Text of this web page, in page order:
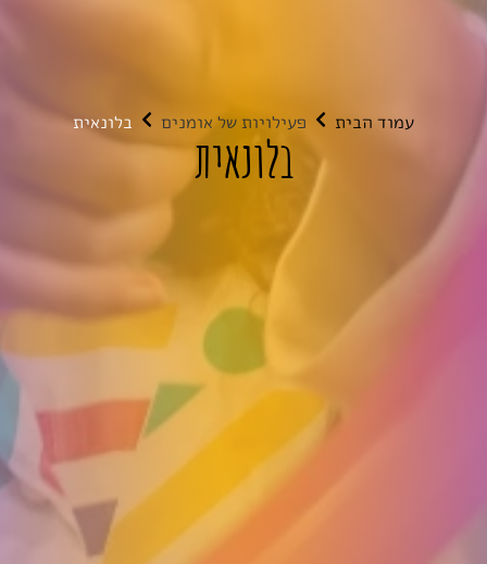
עמוד הבית פעילויות של אומנים בלונאית
בלונאית